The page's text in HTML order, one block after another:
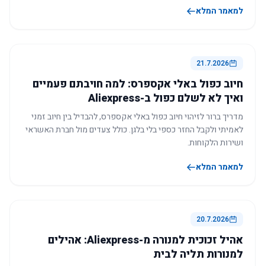
למאמר המלא
21.7.2026
חיוב כפול באלי אקספרס: למה חויבתם פעמיים
ואיך לא לשלם כפול ב-Aliexpress
מדריך ברור לזיהוי חיוב כפול באלי אקספרס, להבדיל בין חיוב זמני
לאמיתי ולקבל החזר כספי בלי בלגן. כולל צעדים מול חברת האשראי
ושירות הלקוחות.
למאמר המלא
20.7.2026
אהיל זכוכית למנורה מ-Aliexpress: אהילים
למנורות תליה לבית